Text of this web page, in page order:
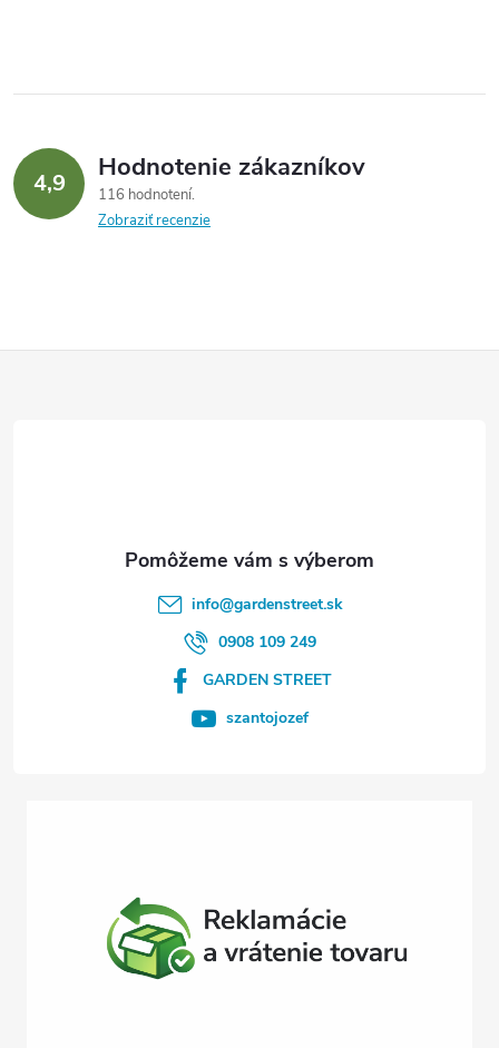
4,9 Hodnotenie zákazníkov
116 hodnotení
Zobraziť recenzie
info@gardenstreet.sk
0908 109 249
GARDEN STREET
szantojozef